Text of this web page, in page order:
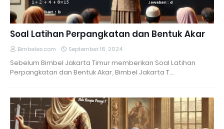
Soal Latihan Perpangkatan dan Bentuk Akar
Bimbeles.com September 16, 2024
Sebelum Bimbel Jakarta Timur memberikan Soal Latihan
Perpangkatan dan Bentuk Akar, Bimbel Jakarta T…